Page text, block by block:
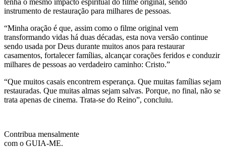
instrumento de restauração para milhares de pessoas.
“Minha oração é que, assim como o filme original vem
transformando vidas há duas décadas, esta nova versão continue
sendo usada por Deus durante muitos anos para restaurar
casamentos, fortalecer famílias, alcançar corações feridos e conduzir
milhares de pessoas ao verdadeiro caminho: Cristo.”
“Que muitos casais encontrem esperança. Que muitas famílias sejam
restauradas. Que muitas almas sejam salvas. Porque, no final, não se
trata apenas de cinema. Trata-se do Reino”, concluiu.
Contribua mensalmente
com o GUIA-ME.